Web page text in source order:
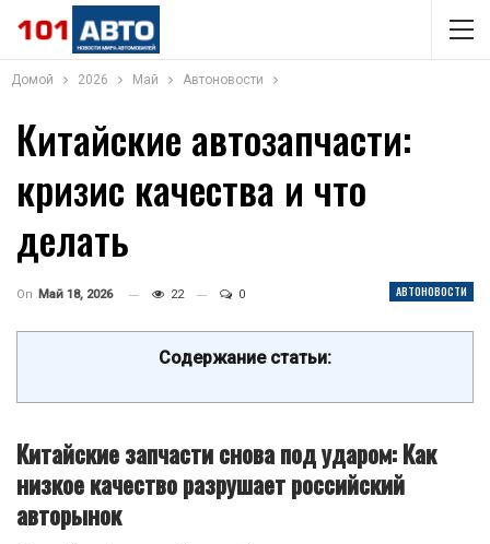
Домой 2026 Май Автоновости
Китайские автозапчасти:
кризис качества и что
делать
АВТОНОВОСТИ
On Май 18, 2026 22 0
Содержание статьи:
Китайские запчасти снова под ударом: Как
низкое качество разрушает российский
авторынок